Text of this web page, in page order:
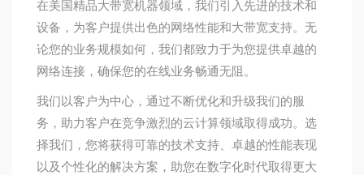
在美国精品大带宽机器领域，我们引入先进的技术和
设备，为客户提供出色的网络性能和大带宽支持。无
论您的业务规模如何，我们都致力于为您提供卓越的
网络连接，确保您的在线业务畅通无阻。
我们以客户为中心，通过不断优化和升级我们的服
务，助力客户在竞争激烈的云计算领域取得成功。选
择我们，您将获得可靠的技术支持、卓越的性能表现
以及个性化的解决方案，助您在数字化时代取得更大